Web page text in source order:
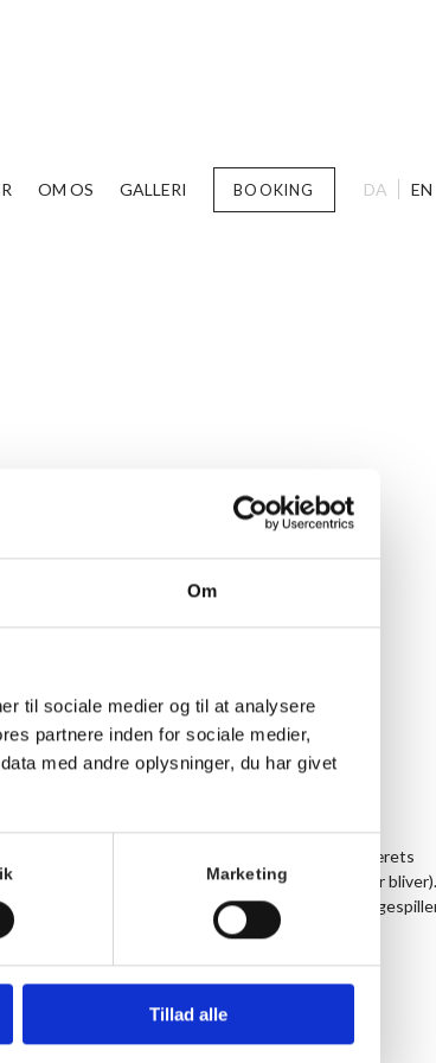
Om
til sociale medier og til at analysere
partnere inden for sociale medier,
med andre oplysninger, du har givet
Marketing
Tillad alle
OM OS GALLERI BOOKING DA EN
på Villa Strand. Her spiller vi for hyggen og samværets
alt afhængig af hvor lysten på bridge, du er (eller bliver).
turneringer og undervise nye og gamle